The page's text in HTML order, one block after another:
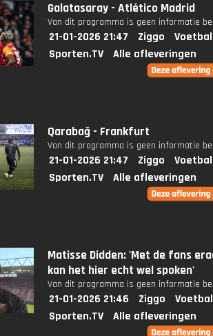
Galatasaray - Atlético Madrid
Van dit programma is geen informatie
21-01-2026 21:47 Ziggo
Sporten.TV
Alle afleveringen
Qarabağ - Frankfurt
Van dit programma is geen informatie
21-01-2026 21:47 Ziggo
Sporten.TV
Alle afleveringen
Matisse Didden: 'Met de fans
kan het hier echt wel spoken'
Van dit programma is geen informatie
21-01-2026 21:46 Ziggo
Sporten.TV
Alle afleveringen